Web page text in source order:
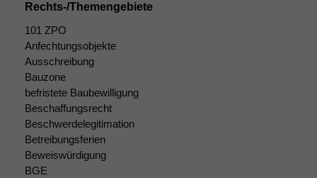
Rechts-/Themengebiete
101 ZPO
Anfechtungsobjekte
Ausschreibung
Bauzone
befristete Baubewilligung
Beschaffungsrecht
Beschwerdelegitimation
Betreibungsferien
Beweiswürdigung
BGE